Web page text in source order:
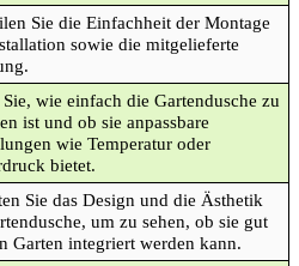
Sie die Einfachheit der Montage
sowie die mitgelieferte
wie einfach die Gartendusche zu
ist und ob sie anpassbare
wie Temperatur oder
bietet.
Sie das Design und die Ästhetik
um zu sehen, ob sie gut
Garten integriert werden kann.